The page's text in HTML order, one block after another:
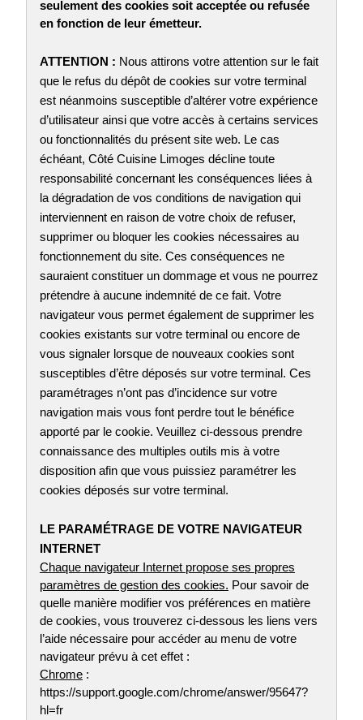
seulement des cookies soit acceptée ou refusée
en fonction de leur émetteur.
ATTENTION : Nous attirons votre attention sur le fait
que le refus du dépôt de cookies sur votre terminal
est néanmoins susceptible d’altérer votre expérience
d’utilisateur ainsi que votre accès à certains services
ou fonctionnalités du présent site web. Le cas
échéant, Côté Cuisine Limoges décline toute
responsabilité concernant les conséquences liées à
la dégradation de vos conditions de navigation qui
interviennent en raison de votre choix de refuser,
supprimer ou bloquer les cookies nécessaires au
fonctionnement du site. Ces conséquences ne
sauraient constituer un dommage et vous ne pourrez
prétendre à aucune indemnité de ce fait. Votre
navigateur vous permet également de supprimer les
cookies existants sur votre terminal ou encore de
vous signaler lorsque de nouveaux cookies sont
susceptibles d’être déposés sur votre terminal. Ces
paramétrages n’ont pas d’incidence sur votre
navigation mais vous font perdre tout le bénéfice
apporté par le cookie. Veuillez ci-dessous prendre
connaissance des multiples outils mis à votre
disposition afin que vous puissiez paramétrer les
cookies déposés sur votre terminal.
LE PARAMÉTRAGE DE VOTRE NAVIGATEUR
INTERNET
Chaque navigateur Internet propose ses propres
paramètres de gestion des cookies. Pour savoir de
quelle manière modifier vos préférences en matière
de cookies, vous trouverez ci-dessous les liens vers
l’aide nécessaire pour accéder au menu de votre
navigateur prévu à cet effet :
Chrome :
https://support.google.com/chrome/answer/95647?
hl=fr